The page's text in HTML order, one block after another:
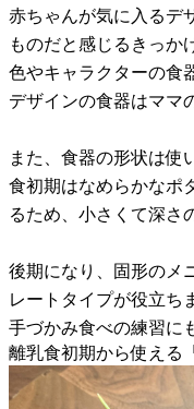
赤ちゃんが気に入るデ
ものだと感じるきっか
色やキャラクターの食
デザインの食器はママ
また、食器の形状は使
食初期はなめらかなポ
るため、小さくて深さ
後期になり、固形のメ
レートタイプが役立ち
手づかみ食べの練習に
離乳食初期から使える